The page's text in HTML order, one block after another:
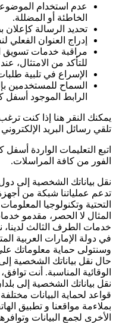
عدم استخدام
الخاطئة أو المضللة.
تحديد الرسالة كإعلان
إدراج العنوان الفعلي
مراقبة خدمات تسويق
للتأكد من الامتثال،
الإسراع في تلبية
السماح للمستخدمين
الرابط الموجود أسفل
يمكنك النقر هنا إذا كنت
تلقي رسائل البريد
اتبع التعليمات الواردة
الفور من كافة المراسلات.
نقل بياناتك الشخصية إلى
تدعم عملياتنا شبكة من أجهزة
التحتية وتكنولوجيا
المثال لا الحصر، مقدمو
خدمات الطرف الثالث لدينا،
في دولة الإمارات العربية
وسنتولى حماية معلوماتك
حال نقل بياناتك الشخصية
الوقائية المناسبة. أنت
نقل بياناتك الشخصية إلى
قواعد لحماية البيانات
بملاءمة مواقعنا و تطبيق
الأخرى لجمع البيانات